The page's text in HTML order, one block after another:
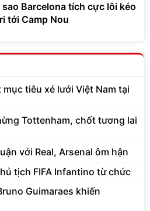
sao Barcelona tích cực lôi kéo
tới Camp Nou
mục tiêu xé lưới Việt Nam tại
Tottenham, chốt tương lai
với Real, Arsenal ôm hận
tịch FIFA Infantino từ chức
Guimaraes khiến